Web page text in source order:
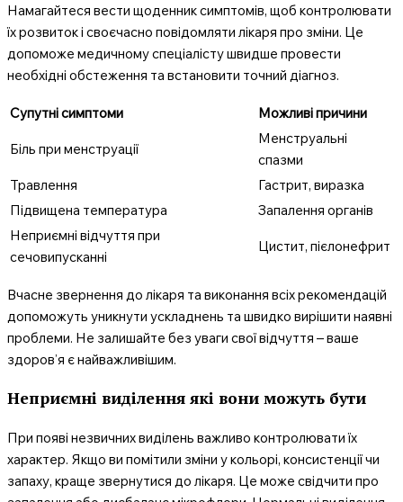
Намагайтеся вести щоденник симптомів, щоб контролювати
їх розвиток і своєчасно повідомляти лікаря про зміни. Це
допоможе медичному спеціалісту швидше провести
необхідні обстеження та встановити точний діагноз.
Супутні симптоми Можливі причини
Біль при менструації
Менструальні
спазми
Травлення
Гастрит, виразка
Підвищена температура
Запалення органів
Неприємні відчуття при
сечовипусканні
Цистит, пієлонефрит
Вчасне звернення до лікаря та виконання всіх рекомендацій
допоможуть уникнути ускладнень та швидко вирішити наявні
проблеми. Не залишайте без уваги свої відчуття – ваше
здоров’я є найважливішим.
Неприємні виділення які вони можуть бути
При появі незвичних виділень важливо контролювати їх
характер. Якщо ви помітили зміни у кольорі, консистенції чи
запаху, краще звернутися до лікаря. Це може свідчити про